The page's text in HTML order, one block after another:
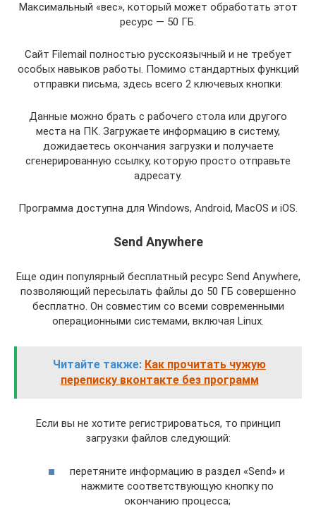
Максимальный «вес», который может обработать этот
ресурс — 50 ГБ.
Сайт Filemail полностью русскоязычный и не требует
особых навыков работы. Помимо стандартных функций
отправки письма, здесь всего 2 ключевых кнопки:
Данные можно брать с рабочего стола или другого
места на ПК. Загружаете информацию в систему,
дожидаетесь окончания загрузки и получаете
сгенерированную ссылку, которую просто отправьте
адресату.
Программа доступна для Windows, Android, MacOS и iOS.
Send Anywhere
Еще один популярный бесплатный ресурс Send Anywhere,
позволяющий пересылать файлы до 50 ГБ совершенно
бесплатно. Он совместим со всеми современными
операционными системами, включая Linux.
Читайте также: Как прочитать чужую
переписку вконтакте без программ
Если вы не хотите регистрироваться, то принцип
загрузки файлов следующий:
перетяните информацию в раздел «Send» и
нажмите соответствующую кнопку по
окончанию процесса;